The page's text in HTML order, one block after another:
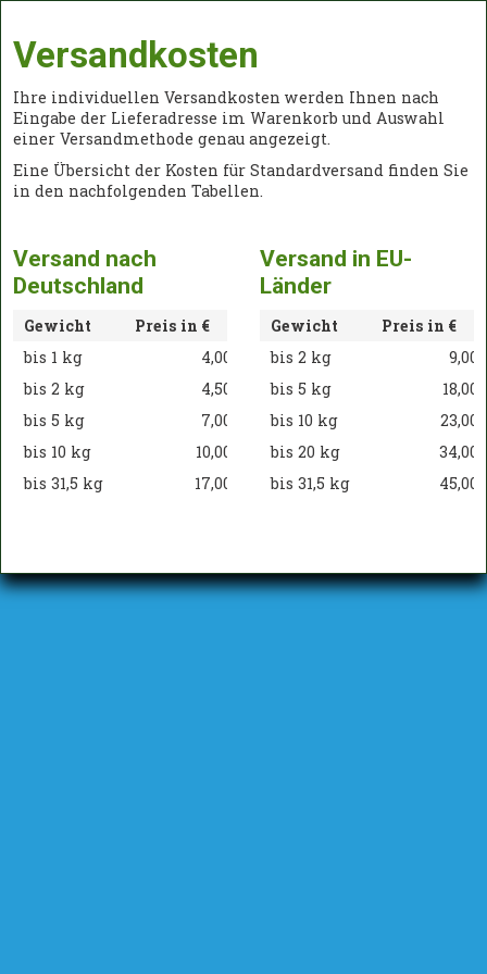
Versandkosten
Ihre individuellen Versandkosten werden Ihnen nach
Eingabe der Lieferadresse im Warenkorb und Auswahl
einer Versandmethode genau angezeigt.
Eine Übersicht der Kosten für Standardversand finden Sie
in den nachfolgenden Tabellen.
Versand nach
Deutschland
Gewicht
Preis in €
bis 1 kg
4,00
bis 2 kg
4,50
bis 5 kg
7,00
bis 10 kg
10,00
bis 31,5 kg
17,00
Versand in EU-
Länder
Gewicht
Preis in €
bis 2 kg
9,00
bis 5 kg
18,00
bis 10 kg
23,00
bis 20 kg
34,00
bis 31,5 kg
45,00